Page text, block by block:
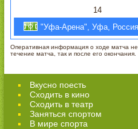
14
"Уфа-Арена", Уфа, Россия
Оперативная информация о ходе матча не
течение матча, так и после его окончания.
Вкусно поесть
Сходить в кино
Cходить в театр
Заняться спортом
В мире спорта